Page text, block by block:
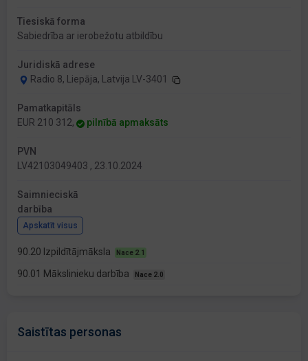
Tiesiskā forma
Sabiedrība ar ierobežotu atbildību
Juridiskā adrese
Radio 8, Liepāja, Latvija LV-3401
Pamatkapitāls
EUR 210 312,
pilnībā apmaksāts
PVN
LV42103049403 , 23.10.2024
Saimnieciskā
darbība
Apskatīt visus
90.20 Izpildītājmāksla Nace 2.1
90.01 Mākslinieku darbība Nace 2.0
Saistītas personas